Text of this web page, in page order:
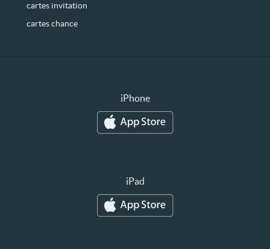
cartes invitation
cartes chance
iPhone
iPad